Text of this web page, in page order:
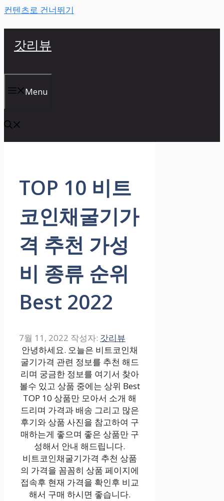
컨텐츠로 건너뛰기
갓리뷰
Menu
TOP 10 비트
코인채굴기가
격 추천 가성
비 종류 순위
Best 2022
7월 11, 2022 작성자: 갓리뷰
안녕하세요. 오늘은 비트코인채
굴기가격 관련 정보를 추천 해드
리며 궁금한 정보를 여기서 찾아
볼수 있고 상품 중에는 상위 Best
TOP 10 상품만 모아서 소개 해
드리며 가격과 배송 그리고 많은
후기와 상품 사진을 참고하여 구
매하는게 좋으며 좋은 상품만 구
성해서 안내 해드립니다.
비트코인채굴기가격 추천 상품
의 가격을 꼼꼼히 상품 페이지에
접속후 현재 가격을 확인후 비교
해서 구매 하시면 좋습니다.